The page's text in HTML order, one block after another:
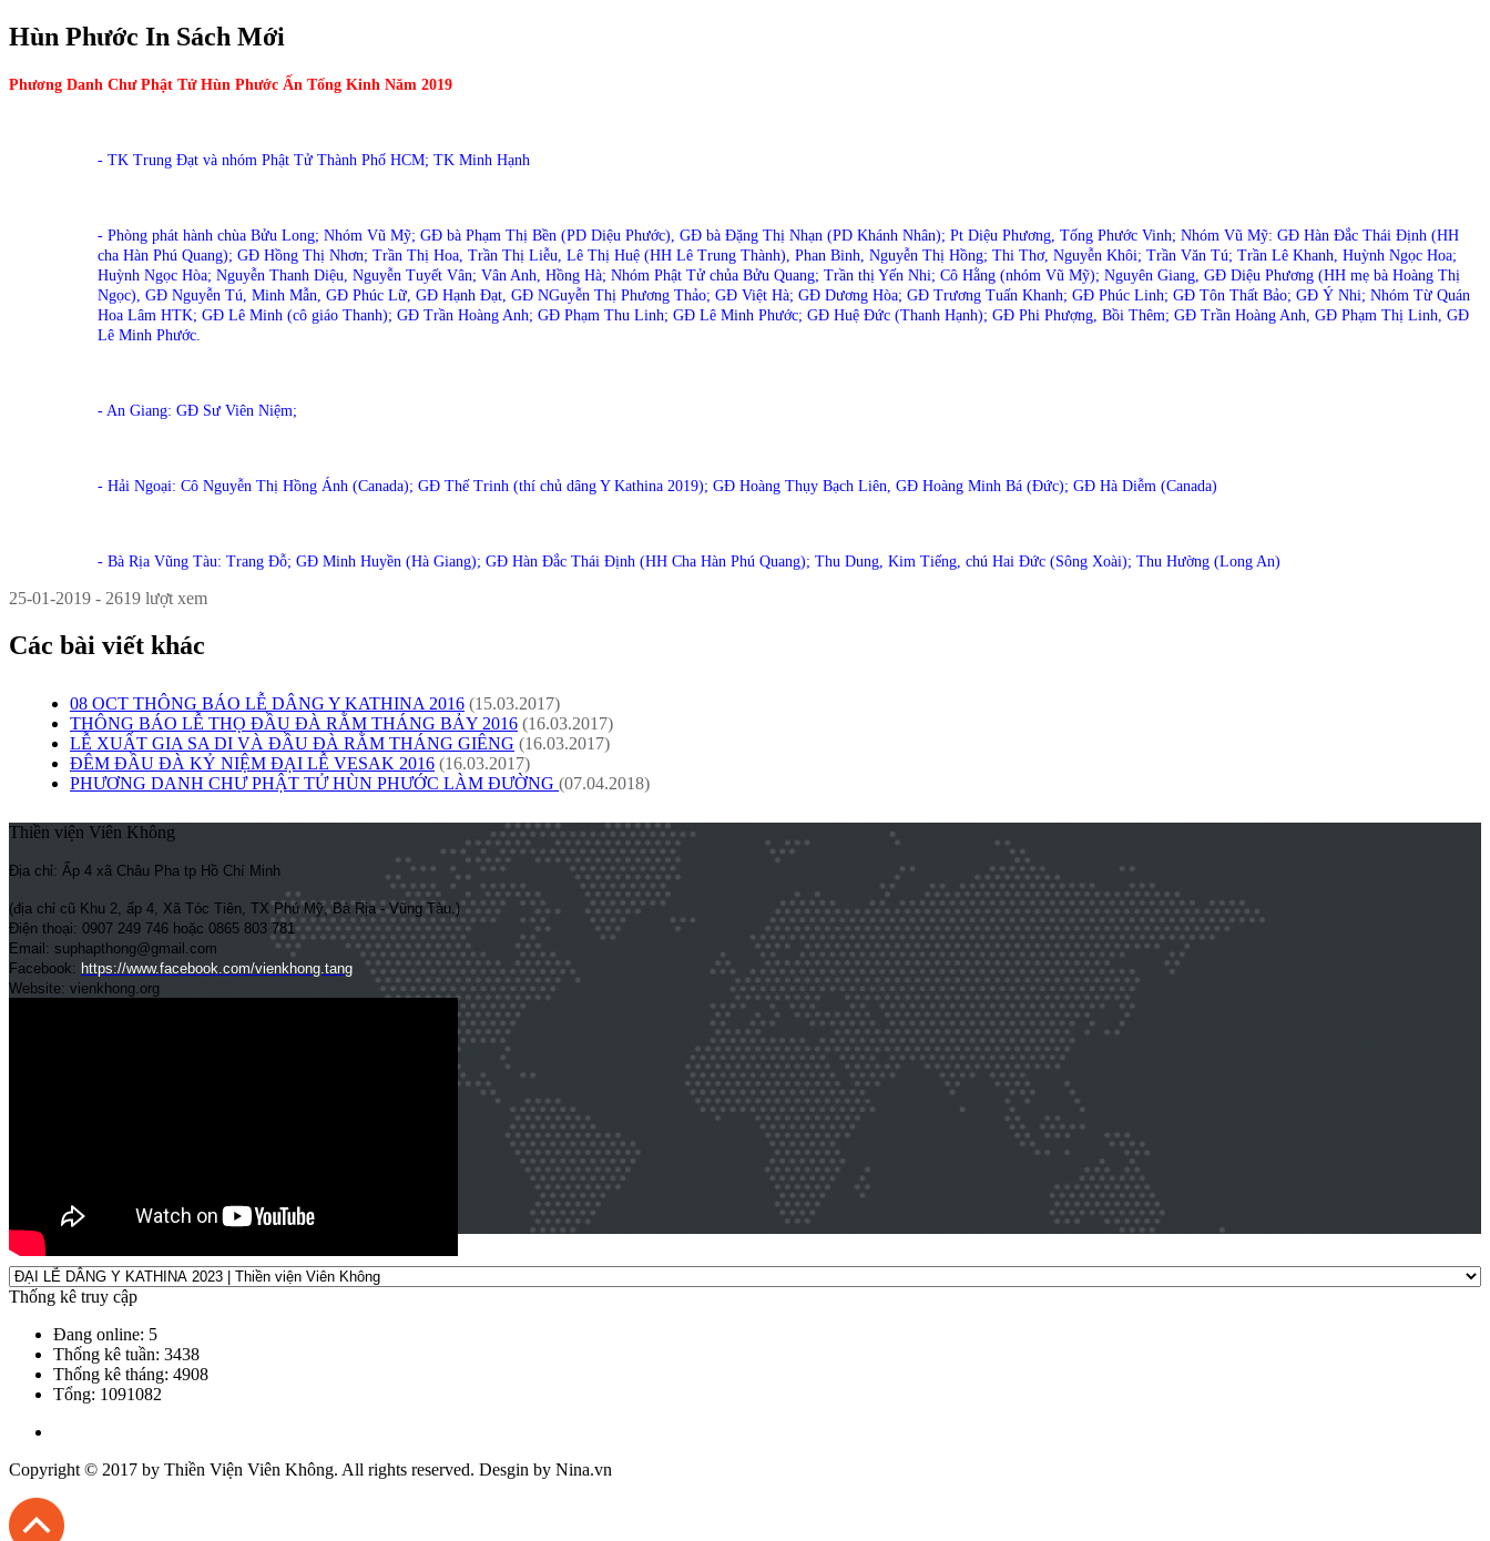
Hùn Phước In Sách Mới
Phương Danh Chư Phật Tử Hùn Phước Ấn Tống Kinh Năm 2019
- TK Trung Đạt và nhóm Phật Tử Thành Phố HCM; TK Minh Hạnh
- Phòng phát hành chùa Bửu Long; Nhóm Vũ Mỹ; GĐ bà Phạm Thị Bền (PD Diệu Phước), GĐ bà Đặng Thị Nhạn (PD Khánh Nhân); Pt Diệu Phương, Tống Phước Vinh; Nhóm Vũ Mỹ: GĐ Hàn Đắc Thái Định (HH
cha Hàn Phú Quang); GĐ Hồng Thị Nhơn; Trần Thị Hoa, Trần Thị Liễu, Lê Thị Huệ (HH Lê Trung Thành), Phan Binh, Nguyễn Thị Hồng; Thi Thơ, Nguyễn Khôi; Trần Văn Tú; Trần Lê Khanh, Huỳnh Ngọc Hoa;
Huỳnh Ngọc Hòa; Nguyễn Thanh Diệu, Nguyễn Tuyết Vân; Vân Anh, Hồng Hà; Nhóm Phật Tử chủa Bửu Quang; Trần thị Yến Nhi; Cô Hằng (nhóm Vũ Mỹ); Nguyên Giang, GĐ Diệu Phương (HH mẹ bà Hoàng Thị
Ngọc), GĐ Nguyễn Tú, Minh Mẫn, GĐ Phúc Lữ, GĐ Hạnh Đạt, GĐ NGuyễn Thị Phương Thảo; GĐ Việt Hà; GĐ Dương Hòa; GĐ Trương Tuấn Khanh; GĐ Phúc Linh; GĐ Tôn Thất Bảo; GĐ Ý Nhi; Nhóm Từ Quán
Hoa Lâm HTK; GĐ Lê Minh (cô giáo Thanh); GĐ Trần Hoàng Anh; GĐ Phạm Thu Linh; GĐ Lê Minh Phước; GĐ Huệ Đức (Thanh Hạnh); GĐ Phi Phượng, Bồi Thêm; GĐ Trần Hoàng Anh, GĐ Phạm Thị Linh, GĐ
Lê Minh Phước.
- An Giang: GĐ Sư Viên Niệm;
- Hải Ngoại: Cô Nguyễn Thị Hồng Ánh (Canada); GĐ Thế Trinh (thí chủ dâng Y Kathina 2019); GĐ Hoàng Thụy Bạch Liên, GĐ Hoàng Minh Bá (Đức); GĐ Hà Diễm (Canada)
- Bà Rịa Vũng Tàu: Trang Đỗ; GĐ Minh Huyền (Hà Giang); GĐ Hàn Đắc Thái Định (HH Cha Hàn Phú Quang); Thu Dung, Kim Tiếng, chú Hai Đức (Sông Xoài); Thu Hường (Long An)
25-01-2019 - 2619 lượt xem
Các bài viết khác
08 OCT THÔNG BÁO LỄ DÂNG Y KATHINA 2016 (15.03.2017)
THÔNG BÁO LỄ THỌ ĐẦU ĐÀ RẰM THÁNG BẢY 2016 (16.03.2017)
LỄ XUẤT GIA SA DI VÀ ĐẦU ĐÀ RẰM THÁNG GIÊNG (16.03.2017)
ĐÊM ĐẦU ĐÀ KỶ NIỆM ĐẠI LỄ VESAK 2016 (16.03.2017)
PHƯƠNG DANH CHƯ PHẬT TỬ HÙN PHƯỚC LÀM ĐƯỜNG (07.04.2018)
Thiền viện Viên Không
Địa chỉ: Ấp 4 xã Châu Pha tp Hồ Chí Minh
(địa chỉ cũ Khu 2, ấp 4, Xã Tóc Tiên, TX Phú Mỹ, Bà Rịa - Vũng Tàu.)
Điện thoại: 0907 249 746 hoặc 0865 803 781
Email: suphapthong@gmail.com
Facebook: https://www.facebook.com/vienkhong.tang
Website: vienkhong.org
Thống kê truy cập
Đang online: 5
Thống kê tuần: 3438
Thống kê tháng: 4908
Tổng: 1091082
Copyright © 2017 by Thiền Viện Viên Không. All rights reserved. Desgin by Nina.vn